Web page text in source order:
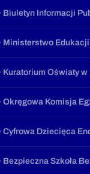
Biuletyn Informacji
Ministerstwo
Kuratorium Oświaty w
Okręgowa Komisja
Cyfrowa Dziecięca
Bezpieczna Szkoła